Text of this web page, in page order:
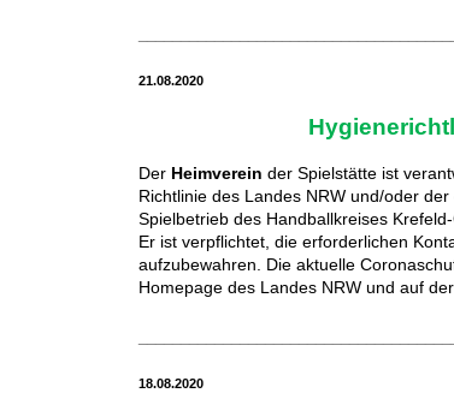
21.08.2020
Der Heimverein der Spielstätte ist
Richtlinie des Landes NRW und/oder
Spielbetrieb des Handballkreises
Er ist verpflichtet, die erforderlichen
aufzubewahren. Die aktuelle
Homepage des Landes NRW und auf der
18.08.2020